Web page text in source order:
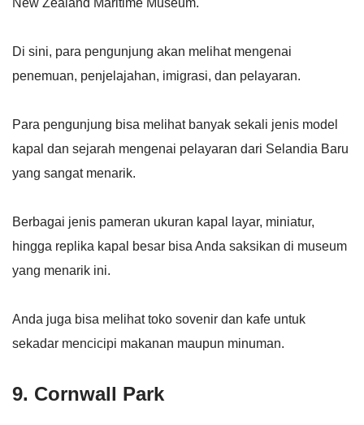
New Zealand Maritime Museum.
Di sini, para pengunjung akan melihat mengenai
penemuan, penjelajahan, imigrasi, dan pelayaran.
Para pengunjung bisa melihat banyak sekali jenis model
kapal dan sejarah mengenai pelayaran dari Selandia Baru
yang sangat menarik.
Berbagai jenis pameran ukuran kapal layar, miniatur,
hingga replika kapal besar bisa Anda saksikan di museum
yang menarik ini.
Anda juga bisa melihat toko sovenir dan kafe untuk
sekadar mencicipi makanan maupun minuman.
9. Cornwall Park